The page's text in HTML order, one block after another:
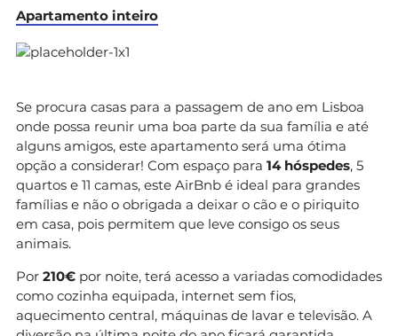
Apartamento inteiro
Se procura casas para a passagem de ano em Lisboa
onde possa reunir uma boa parte da sua família e até
alguns amigos, este apartamento será uma ótima
opção a considerar! Com espaço para 14 hóspedes, 5
quartos e 11 camas, este AirBnb é ideal para grandes
famílias e não o obrigada a deixar o cão e o piriquito
em casa, pois permitem que leve consigo os seus
animais.
Por 210€ por noite, terá acesso a variadas comodidades
como cozinha equipada, internet sem fios,
aquecimento central, máquinas de lavar e televisão. A